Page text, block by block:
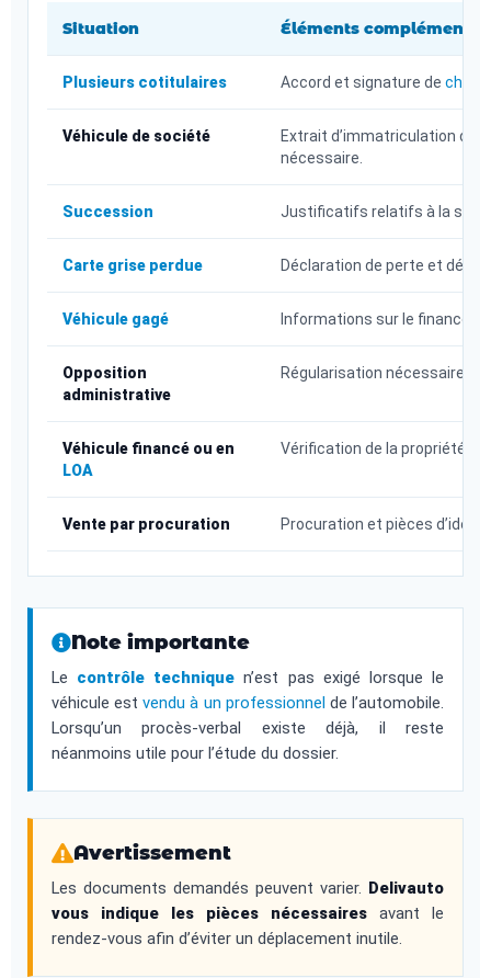
Situation Éléments
Plusieurs cotitulaires Accord et signature de
Véhicule de société
Extrait d’immatriculation de
nécessaire.
Succession Justificatifs relatifs à la
Carte grise perdue Déclaration de perte et
Véhicule gagé Informations sur le
Opposition
administrative
Régularisation nécessaire
Véhicule financé ou en
LOA
Vérification de la propriété et
Vente par procuration Procuration et pièces
Note importante
Le contrôle technique n’est pas exigé lorsque le
véhicule estvendu à un professionnel de l’automobile.
Lorsqu’un procès-verbal existe déjà, il reste
néanmoins utile pour l’étude du dossier.
Avertissement
Les documents demandés peuvent varier. Delivauto
vous indique les pièces nécessaires avant le
rendez-vous afin d’éviter un déplacement inutile.